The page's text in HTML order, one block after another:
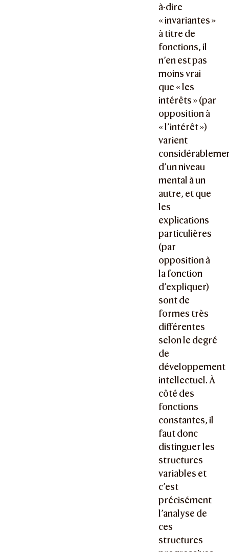
à-dire
« invariantes »
à titre de
fonctions, il
n’en est pas
moins vrai
que « les
intérêts » (par
opposition à
« l’intérêt »)
varient
d’un niveau
mental à un
autre, et que
les
explications
particulières
(par
opposition à
la fonction
d’expliquer)
sont de
formes très
différentes
selon le degré
de
développement
intellectuel. À
côté des
fonctions
constantes, il
faut donc
distinguer les
structures
variables et
c’est
précisément
l’analyse de
ces
structures